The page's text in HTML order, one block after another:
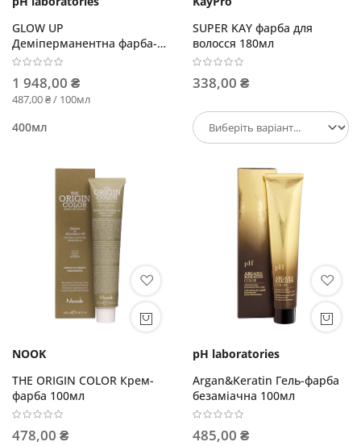
GLOW UP
Деміперманентна фарба-
флюїд GLOSS
1 948,00 ₴
487,00 ₴ / 100мл
400мл
SUPER KAY фарба для
волосся 180мл
338,00 ₴
NOOK
THE ORIGIN COLOR Крем-
фарба 100мл
478,00 ₴
pH laboratories
Argan&Keratin Гель-фарба
безаміачна 100мл
485,00 ₴